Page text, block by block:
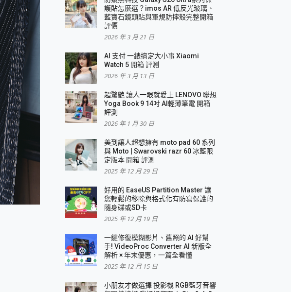
設備連接~
機
拍攝功能最好玩的美拍神機 vivo V30 Pro
評測
行動電源 開箱 評測
錄生活就是這麼簡單
?
NT$0 起
護貼怎麼選？imos AR 低反光玻璃、
藍寶石鏡頭貼與軍規防摔殼完整開箱
評價
2026 年 3 月 21 日
AI 支付 一錶搞定大小事 Xiaomi
Watch 5 開箱 評測
2026 年 3 月 13 日
超驚艷 讓人一眼就愛上 LENOVO 聯想
Yoga Book 9 14吋 AI輕薄筆電 開箱
評測
2026 年 1 月 30 日
美到讓人超想擁有 moto pad 60 系列
與 Moto | Swarovski razr 60 冰藍限
定版本 開箱 評測
2025 年 12 月 29 日
好用的 EaseUS Partition Master 讓
您輕鬆的移除與格式化有防寫保護的
隨身碟或SD卡
2025 年 12 月 19 日
一鍵修復模糊影片、舊照的 AI 好幫
手! VideoProc Converter AI 新版全
解析 × 年末優惠，一篇全看懂
2025 年 12 月 15 日
小朋友才做選擇 投影機 RGB藍牙音響